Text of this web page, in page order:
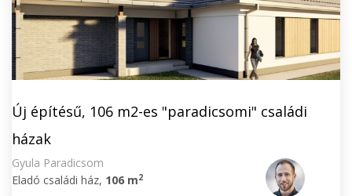
Új építésű, 106 m2-es "paradicsomi" családi
házak
Gyula Paradicsom
Eladó családi ház, 106 m2